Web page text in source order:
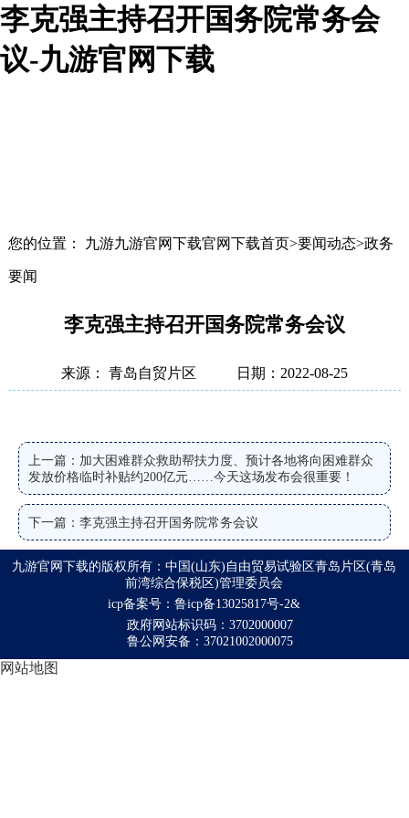
李克强主持召开国务院常务会
议-九游官网下载
您的位置： 九游九游官网下载官网下载首页>要闻动态>政务
要闻
李克强主持召开国务院常务会议
来源： 青岛自贸片区 日期：2022-08-25
上一篇：加大困难群众救助帮扶力度、预计各地将向困难群众
发放价格临时补贴约200亿元……今天这场发布会很重要！
下一篇：李克强主持召开国务院常务会议
九游官网下载的版权所有：中国(山东)自由贸易试验区青岛片区(青岛
前湾综合保税区)管理委员会
icp备案号：鲁icp备13025817号-2&
政府网站标识码：3702000007
鲁公网安备：37021002000075
网站地图